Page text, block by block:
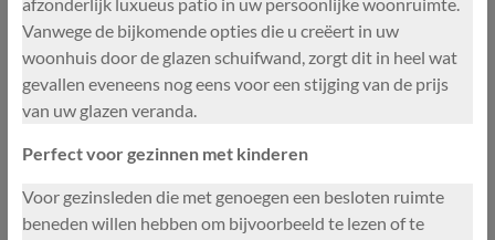
Vanwege de bijkomende opties die u creëert in uw
woonhuis door de glazen schuifwand, zorgt dit in heel wat
gevallen eveneens nog eens voor een stijging van de prijs
van uw glazen veranda.
Perfect voor gezinnen met kinderen
Voor gezinsleden die met genoegen een besloten ruimte
beneden willen hebben om bijvoorbeeld te lezen of te